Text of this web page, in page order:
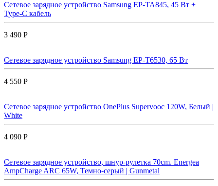
Сетевое зарядное устройство Samsung EP-TA845, 45 Вт +
Type-C кабель
3 490 Р
Сетевое зарядное устройство Samsung EP-T6530, 65 Вт
4 550 Р
Сетевое зарядное устройство OnePlus Supervooc 120W, Белый |
White
4 090 Р
Сетевое зарядное устройство, шнур-рулетка 70cm. Energea
AmpCharge ARC 65W, Темно-серый | Gunmetal